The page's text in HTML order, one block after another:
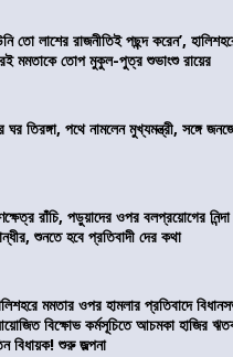
তো লাশের রাজনীতিই পছন্দ করেন’,
মমতাকে তোপ মুকুল-পুত্র শুভাংশু রায়ের
ঘর তিরঙ্গা, পথে নামলেন মুখ্যমন্ত্রী, সঙ্গে
রাঁচি, পড়ুয়াদের ওপর বলপ্রয়োগের
শুনতে হবে প্রতিবাদী দের কথা
মমতার ওপর হামলার প্রতিবাদে
বিক্ষোভ কর্মসূচিতে আচমকা হাজির
বিধায়ক! শুরু জল্পনা